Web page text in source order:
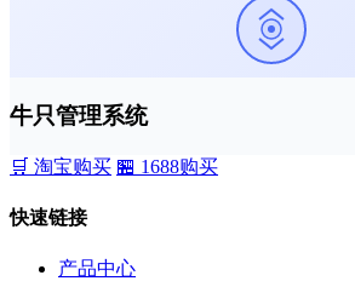
牛只管理系统
🛒 淘宝购买 🏪 1688购买
快速链接
产品中心